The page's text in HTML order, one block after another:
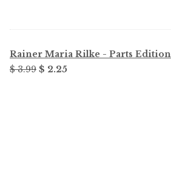
Rainer Maria Rilke - Parts Edition
$ 3.99 Original
$ 2.25Current